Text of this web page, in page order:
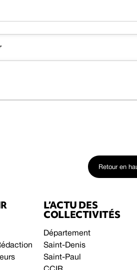
Retour en
L’ACTU DES
COLLECTIVITÉS
Département
Saint-Denis
Saint-Paul